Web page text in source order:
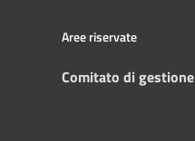
Aree riservate
Comitato di gestione